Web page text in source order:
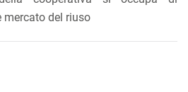
mercato del riuso